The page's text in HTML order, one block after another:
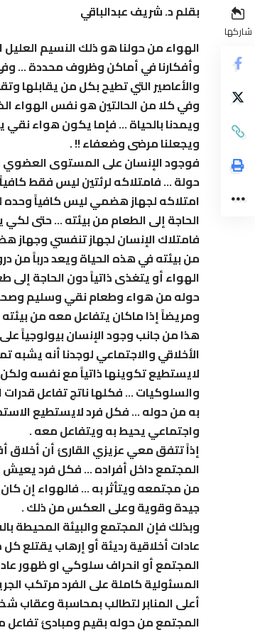
شاركها
بقلم د. شريف عبدالباقي
الهواء من حولنا هو ذلك النسيم
وأفكارنا في أماكن وظروف محددة …
والأعاصير التي تطيح بكل من يقابلها
وفي كلا من الحالتين هو نفس الهواء
ويمدنا بالحياة … فإما يكون هواء نقي
ويجعلنا مرضى وضعفاء !! .
فوجود الإنسان على المستوى العضوي
حولة … فامتلاكه لرئتين ليس فقط
امتلاكه لجهاز هضمي ليس كافياً وحده
الحاجة إلى الطعام من بيئته … حتى
فامتلاك الإنسان لجهاز تنفسي
من بيئته في هذه الحياة ويعد درباً من
الهواء أو يتغذى ذاتياً دون الحاجة
حوله من هواء وطعام نقي وسليم
ومريضاً إذا ماكان يتفاعل معه من
هذا من جانب وجود الإنسان بيولوجياً
الأخلاقي والاجتماعي لوجدنا أنه
لايستطيع تكوينها ذاتياً مع نفسه
والسلوكيات … فكلها ناتج تفاعل
به من حوله … فكل فرد لايستطيع
واجتماعي يحيط به ويتفاعل معه .
إذاً تتفق معي عزيزي القارئ أن
المجتمع داخل أفراده … فكل فرد
من مجتمعه ويتأثر به … فالهواء إن
جيدة وقوية وعلى العكس من ذلك .
وبذلك فإن المجتمع والبيئة المحيطة
عادات أخلاقية رديئة أو إرهاب يقتلع
المجتمع أو انحراف سلوكي او ظهور
المسئولية كاملة على الفرد مرتكب
أعلى المنابر لتطالب بمحاسبة وعقاب
المجتمع من حوله بقيم ومبادئ تفاعل